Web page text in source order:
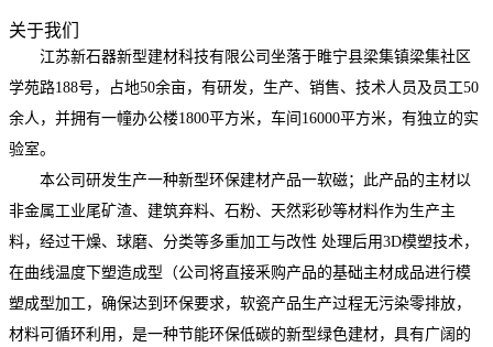
关于我们
江苏新石器新型建材科技有限公司坐落于睢宁县梁集镇梁集社区
学苑路188号，占地50余亩，有研发，生产、销售、技术人员及员工50
余人，并拥有一幢办公楼1800平方米，车间16000平方米，有独立的实
验室。
本公司研发生产一种新型环保建材产品一软磁；此产品的主材以
非金属工业尾矿渣、建筑弃料、石粉、天然彩砂等材料作为生产主
料，经过干燥、球磨、分类等多重加工与改性 处理后用3D模塑技术，
在曲线温度下塑造成型（公司将直接釆购产品的基础主材成品进行模
塑成型加工，确保达到环保要求，软瓷产品生产过程无污染零排放，
材料可循环利用，是一种节能环保低碳的新型绿色建材，具有广阔的